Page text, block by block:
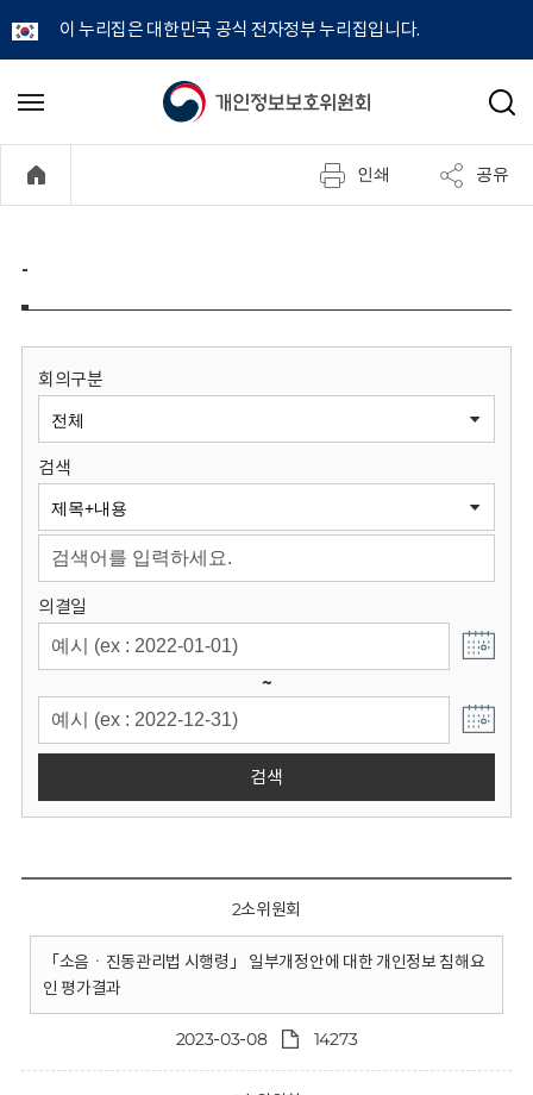
이 누리집은 대한민국 공식 전자정부 누리집입니다.
개
정
보
원
회
메
기
검
인쇄 공유
-
회의구분
검색
의결일
~
검색
2소위원회
「소음ㆍ진동관리법 시행령」 일부개정안에 대한 개인정보 침해요
인 평가결과
2023-03-08 14273